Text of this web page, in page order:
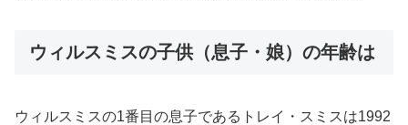
ウィルスミスの子供（息子・娘）の年齢は
ウィルスミスの1番目の息子であるトレイ・スミスは1992